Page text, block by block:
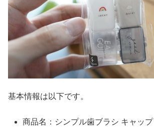
基本情報は以下です。
商品名：シンプル歯ブラシ キャップ